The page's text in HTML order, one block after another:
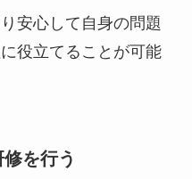
安心して自身の問題
役立てることが可能
を行う